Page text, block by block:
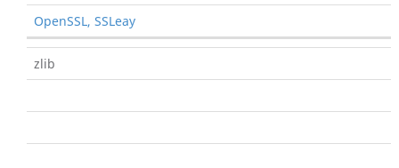
OpenSSL, SSLeay
zlib